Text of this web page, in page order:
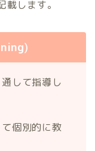
します。
)
して指導し
個別的に教